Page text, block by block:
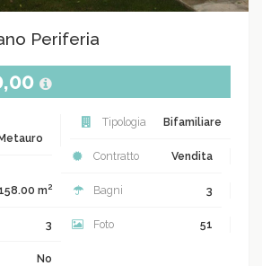
Periferia
Tipologia Bifamiliare
Contratto Vendita
m2 Bagni 3
3 Foto 51
No